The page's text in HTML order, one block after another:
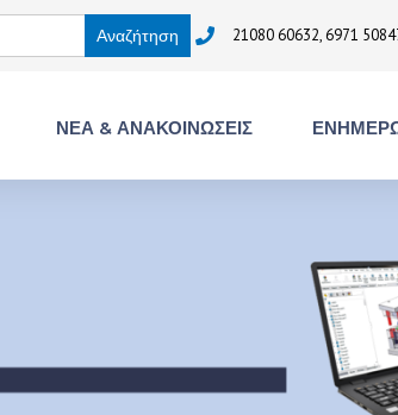
21080 60632, 6971
ΝΕΑ & ΑΝΑΚΟΙΝΩΣΕΙΣ